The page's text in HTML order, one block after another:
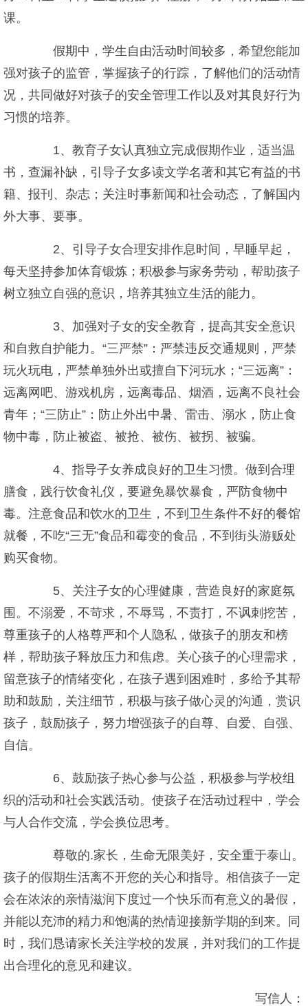
课。
假期中，学生自由活动时间较多，希望您能加
强对孩子的监管，掌握孩子的行踪，了解他们的活动情
况，共同做好对孩子的安全管理工作以及对其良好行为
习惯的培养。
1、教育子女认真独立完成假期作业，适当温
书，查漏补缺，引导子女多读文学名著和其它有益的书
籍、报刊、杂志；关注时事新闻和社会动态，了解国内
外大事、要事。
2、引导子女合理安排作息时间，早睡早起，
每天坚持参加体育锻炼；积极参与家务劳动，帮助孩子
树立独立自强的意识，培养其独立生活的能力。
3、加强对子女的安全教育，提高其安全意识
和自救自护能力。“三严禁”：严禁违反交通规则，严禁
玩火玩电，严禁单独外出或擅自下河玩水；“三远离”：
远离网吧、游戏机房，远离毒品、烟酒，远离不良社会
青年；“三防止”：防止外出中暑、雷击、溺水，防止食
物中毒，防止被盗、被抢、被伤、被拐、被骗。
4、指导子女养成良好的卫生习惯。做到合理
膳食，践行饮食礼仪，要避免暴饮暴食，严防食物中
毒。注意食品和饮水的卫生，不到卫生条件不好的餐馆
就餐，不吃“三无”食品和霉变的食品，不到街头游贩处
购买食物。
5、关注子女的心理健康，营造良好的家庭氛
围。不溺爱，不苛求，不辱骂，不责打，不讽刺挖苦，
尊重孩子的人格尊严和个人隐私，做孩子的朋友和榜
样，帮助孩子释放压力和焦虑。关心孩子的心理需求，
留意孩子的情绪变化，在孩子遇到困难时，多给予其帮
助和鼓励，关注细节，积极与孩子做心灵的沟通，赏识
孩子，鼓励孩子，努力增强孩子的自尊、自爱、自强、
自信。
6、鼓励孩子热心参与公益，积极参与学校组
织的活动和社会实践活动。使孩子在活动过程中，学会
与人合作交流，学会换位思考。
尊敬的.家长，生命无限美好，安全重于泰山。
孩子的假期生活离不开您的关心和指导。相信孩子一定
会在浓浓的亲情滋润下度过一个快乐而有意义的暑假，
并能以充沛的精力和饱满的热情迎接新学期的到来。同
时，我们恳请家长关注学校的发展，并对我们的工作提
出合理化的意见和建议。
写信人：